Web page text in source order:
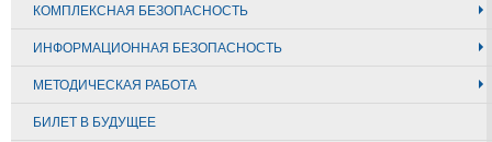
КОМПЛЕКСНАЯ БЕЗОПАСНОСТЬ
ИНФОРМАЦИОННАЯ БЕЗОПАСНОСТЬ
МЕТОДИЧЕСКАЯ РАБОТА
БИЛЕТ В БУДУЩЕЕ